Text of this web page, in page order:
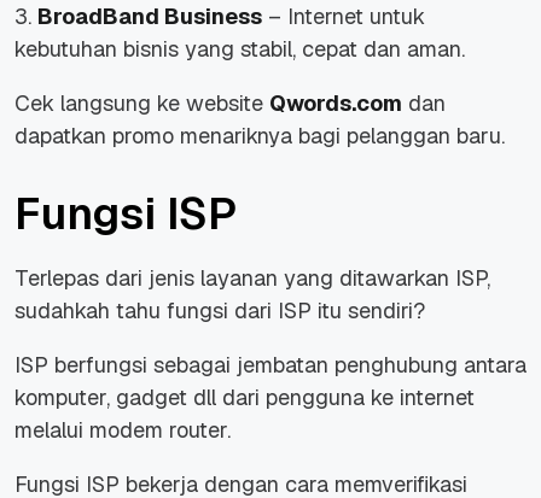
3. BroadBand Business – Internet untuk
kebutuhan bisnis yang stabil, cepat dan aman.
Cek langsung ke website Qwords.com dan
dapatkan promo menariknya bagi pelanggan baru.
Fungsi ISP
Terlepas dari jenis layanan yang ditawarkan ISP,
sudahkah tahu fungsi dari ISP itu sendiri?
ISP berfungsi sebagai jembatan penghubung antara
komputer, gadget dll dari pengguna ke internet
melalui modem router.
Fungsi ISP bekerja dengan cara memverifikasi